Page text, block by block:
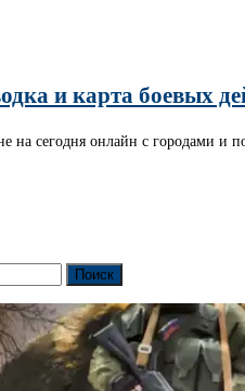
и карта боевых
на сегодня онлайн с городами и